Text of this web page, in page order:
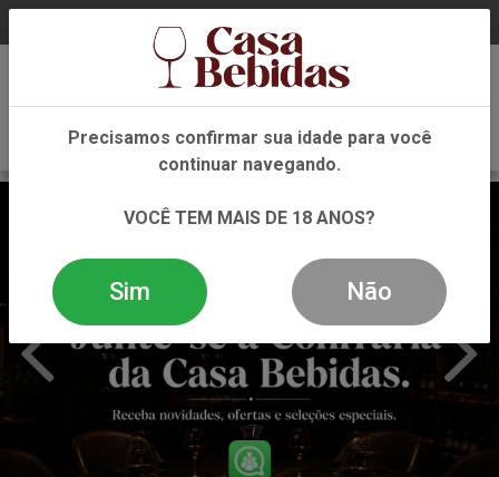
Precisamos confirmar sua idade para você
continuar navegando.
VOCÊ TEM MAIS DE 18 ANOS?
Sim Não